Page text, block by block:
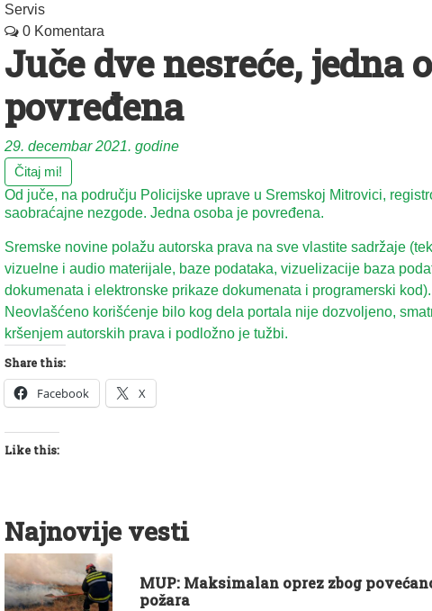
Servis
0 Komentara
Juče dve nesreće, jedna
povređena
29. decembar 2021. godine
Čitaj mi!
Od juče, na području Policijske uprave u Sremskoj Mitrovici,
saobraćajne nezgode. Jedna osoba je povređena.
Sremske novine polažu autorska prava na sve vlastite sadržaje
vizuelne i audio materijale, baze podataka, vizuelizacije baza
dokumenata i elektronske prikaze dokumenata i programerski kod).
Neovlašćeno korišćenje bilo kog dela portala nije dozvoljeno,
kršenjem autorskih prava i podložno je tužbi.
Share this:
Facebook X
Like this:
Najnovije vesti
MUP: Maksimalan oprez zbog
požara